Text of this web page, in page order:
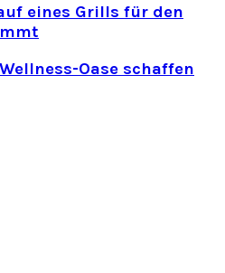
eines Grills für den
Oase schaffen